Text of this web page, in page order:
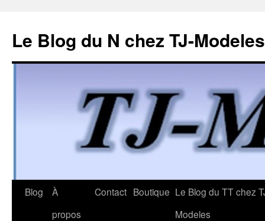
Le Blog du N chez TJ-Modeles
Aller
Blog
À
propos
Contact Boutique Le Blog du TT chez
Modeles